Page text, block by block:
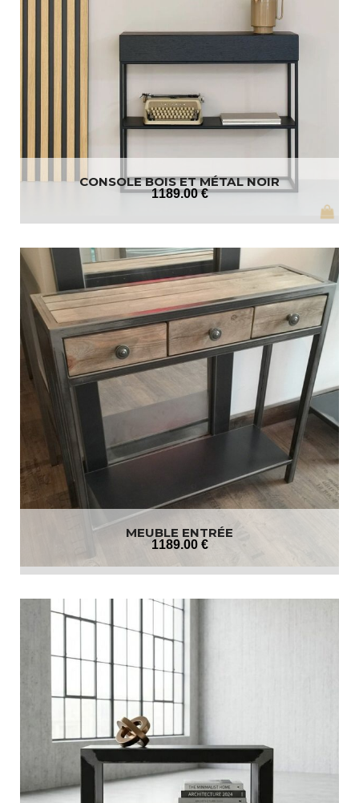
CONSOLE BOIS ET MÉTAL NOIR
1189.00 €
MEUBLE ENTRÉE
1189.00 €